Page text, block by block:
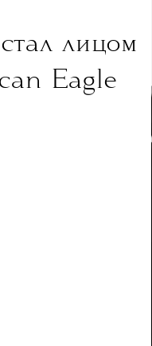
лицом
Eagle